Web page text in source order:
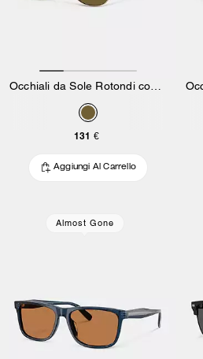
131 €
Aggiungi Al Carrello
Almost Gone